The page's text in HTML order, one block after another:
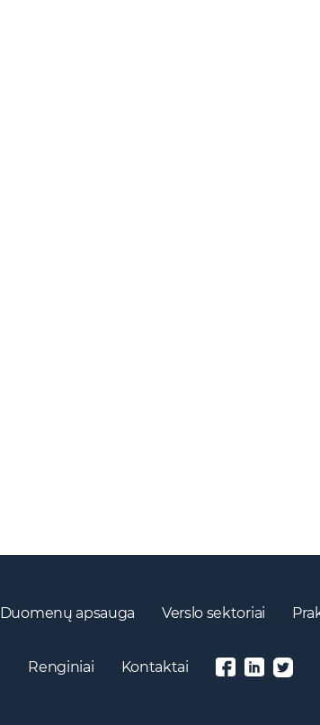
Duomenų apsauga Verslo sektoriai
Renginiai Kontaktai